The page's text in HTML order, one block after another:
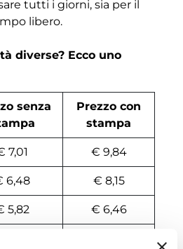
tutti i giorni, sia per il
libero.
diverse? Ecco uno
senza
Prezzo con
stampa
7,01 € 9,84
6,48 € 8,15
5,82 € 6,46